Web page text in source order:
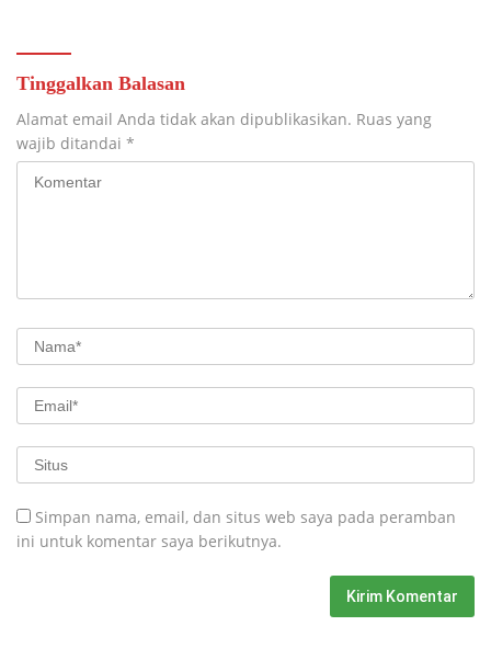
Tinggalkan Balasan
Alamat email Anda tidak akan dipublikasikan. Ruas yang
wajib ditandai *
Simpan nama, email, dan situs web saya pada peramban
ini untuk komentar saya berikutnya.